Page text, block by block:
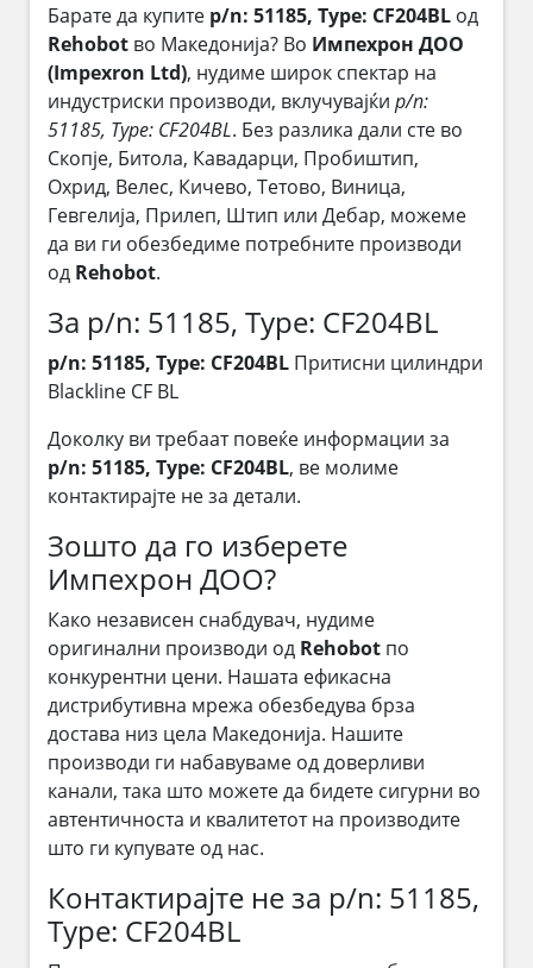
Барате да купите p/n: 51185, Type: CF204BL од
Rehobot во Македонија? Во Импехрон ДОО
(Impexron Ltd), нудиме широк спектар на
индустриски производи, вклучувајќи p/n:
51185, Type: CF204BL. Без разлика дали сте во
Скопје, Битола, Кавадарци, Пробиштип,
Охрид, Велес, Кичево, Тетово, Виница,
Гевгелија, Прилеп, Штип или Дебар, можеме
да ви ги обезбедиме потребните производи
од Rehobot.
За p/n: 51185, Type: CF204BL
p/n: 51185, Type: CF204BL Притисни цилиндри
Blackline CF BL
Доколку ви требаат повеќе информации за
p/n: 51185, Type: CF204BL, ве молиме
контактирајте не за детали.
Зошто да го изберете
Импехрон ДОО?
Како независен снабдувач, нудиме
оригинални производи од Rehobot по
конкурентни цени. Нашата ефикасна
дистрибутивна мрежа обезбедува брза
достава низ цела Македонија. Нашите
производи ги набавуваме од доверливи
канали, така што можете да бидете сигурни во
автентичноста и квалитетот на производите
што ги купувате од нас.
Контактирајте не за p/n: 51185,
Type: CF204BL